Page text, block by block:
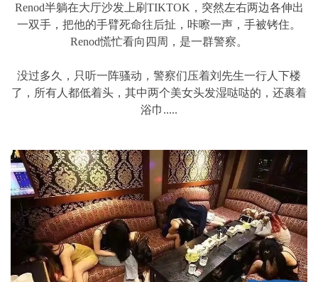
Renod半躺在大厅沙发上刷TIKTOK，突然左右两边各伸出
一双手，把他的手臂死命往后扯，咔嚓一声，手被铐住。
Renod慌忙看向四周，是一群警察。
没过多久，只听一阵骚动，警察们压着刘先生一行人下楼
了，所有人都低着头，其中两个美女头发湿哒哒的，还裹着
浴巾.....